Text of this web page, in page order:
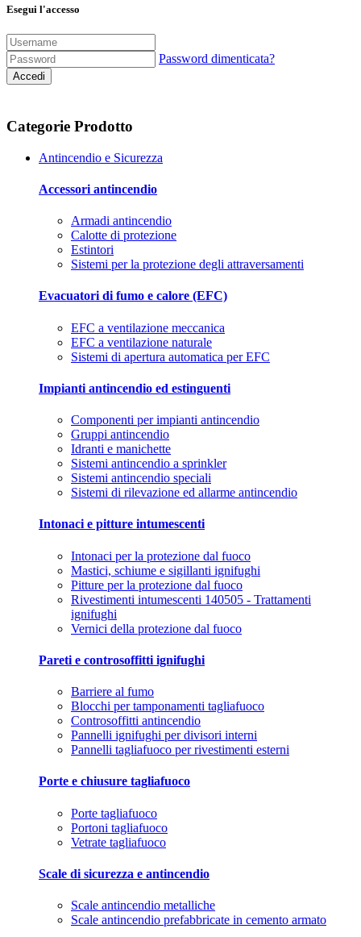
Esegui l'accesso
Password dimenticata?
Accedi
Categorie Prodotto
Antincendio e Sicurezza
Accessori antincendio
Armadi antincendio
Calotte di protezione
Estintori
Sistemi per la protezione degli attraversamenti
Evacuatori di fumo e calore (EFC)
EFC a ventilazione meccanica
EFC a ventilazione naturale
Sistemi di apertura automatica per EFC
Impianti antincendio ed estinguenti
Componenti per impianti antincendio
Gruppi antincendio
Idranti e manichette
Sistemi antincendio a sprinkler
Sistemi antincendio speciali
Sistemi di rilevazione ed allarme antincendio
Intonaci e pitture intumescenti
Intonaci per la protezione dal fuoco
Mastici, schiume e sigillanti ignifughi
Pitture per la protezione dal fuoco
Rivestimenti intumescenti 140505 - Trattamenti
ignifughi
Vernici della protezione dal fuoco
Pareti e controsoffitti ignifughi
Barriere al fumo
Blocchi per tamponamenti tagliafuoco
Controsoffitti antincendio
Pannelli ignifughi per divisori interni
Pannelli tagliafuoco per rivestimenti esterni
Porte e chiusure tagliafuoco
Porte tagliafuoco
Portoni tagliafuoco
Vetrate tagliafuoco
Scale di sicurezza e antincendio
Scale antincendio metalliche
Scale antincendio prefabbricate in cemento armato